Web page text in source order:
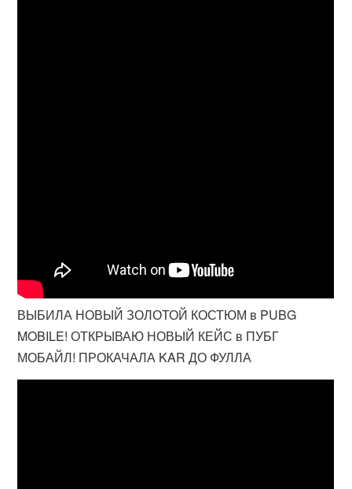
ВЫБИЛА НОВЫЙ ЗОЛОТОЙ КОСТЮМ в PUBG
MOBILE! ОТКРЫВАЮ НОВЫЙ КЕЙС в ПУБГ
МОБАЙЛ! ПРОКАЧАЛА KAR ДО ФУЛЛА